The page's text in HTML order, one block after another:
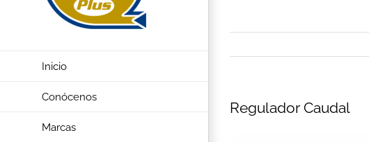
Inicio
Conócenos
Marcas
Regulador Caudal